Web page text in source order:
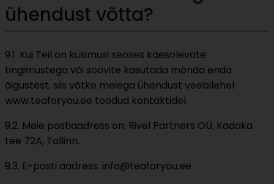
ühendust võtta?
9.1. Kui Teil on küsimusi seoses käesolevate
tingimustega või soovite kasutada mõnda enda
õigustest, siis võtke meiega ühendust veebilehel
www.teaforyou.ee toodud kontaktidel.
9.2. Meie postiaadress on: Rivel Partners OÜ, Kadaka
tee 72A, Tallinn.
9.3. E-posti aadress: info@teaforyou.ee